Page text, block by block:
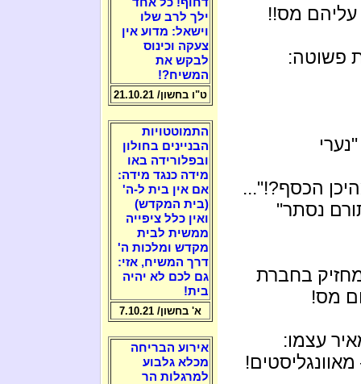
עליהם מס!!
פשוטה:
הכסף?!"...
נסתר"
בחברת
מס!
עצמו:
ילך לרב שלו
וישאל: מדוע אין
צעקה וכינוס
לבקש את
המשיח?!
ט"ו בחשון/ 21.10.21
התמוטטויות
הבניינים בחולון
ובפלורידה באו
מידה כנגד מידה:
אם אין בית ל-ה'
(בית המקדש)
ואין כלל ציפייה
ממשית לבית
מקדש ומלכות ה'
דרך המשיח, אזי:
גם לכם לא יהיה
בית!
א' בחשון/ 7.10.21
אירוע הבריחה
מכלא גלבוע
למרגלות הר